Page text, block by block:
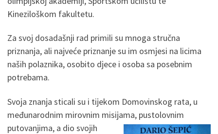
Kineziloškom fakultetu.
Za svoj dosadašnji rad primili su mnoga stručna
priznanja, ali najveće priznanje su im osmjesi na licima
naših polaznika, osobito djece i osoba sa posebnim
potrebama.
Svoja znanja sticali su i tijekom Domovinskog rata, u
međunarodnim mirovnim misijama, pustolovnim
putovanjima, a dio svojih